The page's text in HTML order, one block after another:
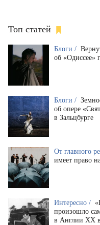
Топ статей
Блоги /
об «Одиссее»
Блоги /
об опере
в Зальцбурге
От главного
имеет право
Интересно /
произошло
в Англии XX